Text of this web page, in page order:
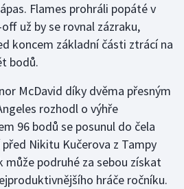
Flames prohráli popáté v
už by se rovnal zázraku,
koncem základní části ztrácí na
bodů.
McDavid díky dvěma přesným
rozhodl o výhře
96 bodů se posunul do čela
Nikitu Kučerova z Tampy
může podruhé za sebou získat
hráče ročníku.